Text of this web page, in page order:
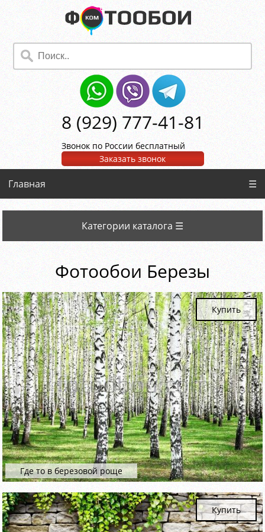
8 (929) 777-41-81
Звонок по России бесплатный
Заказать звонок
Главная ☰
Категории каталога ☰
Фотообои Березы
Где то в березовой роще
Купить
Купить